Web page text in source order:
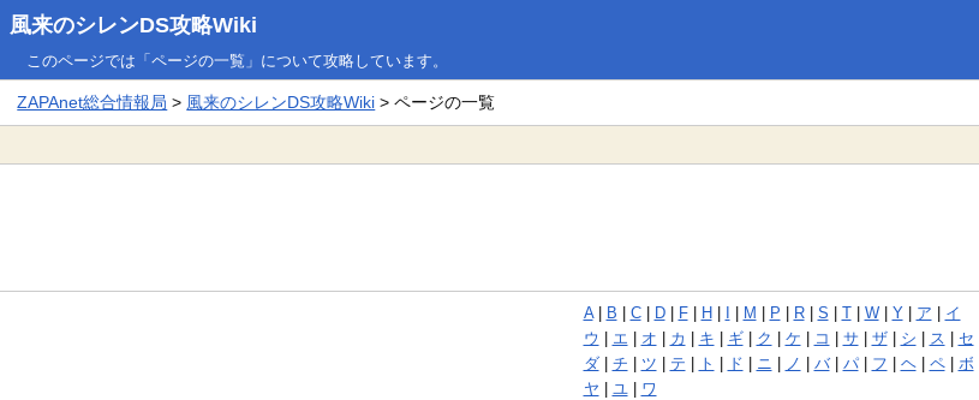
風来のシレンDS攻略Wiki
このページでは「ページの一覧」について攻略しています。
ZAPAnet総合情報局 > 風来のシレンDS攻略Wiki > ページの一覧
A| B C| D| F| H M P R| S T| W| Y| ア
イ
ウ
エ オ カ キ ギ| ク ケ コ サ| ザ| シ ス セ
ダ| チ ツ テ ト ド ニ ノ バ| パ| フ ヘ| ペ| ボ|
ヤ
ユ| ワ